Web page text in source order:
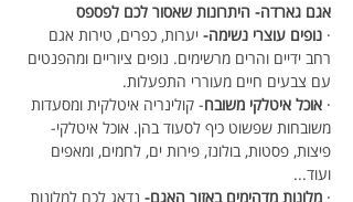
אגם גארדה- היתרונות שאסור לכם לפספס
· נופים עוצרי נשימה- יערות, כפרים, טירות אגם
רחב ידיים והרים מרשימים. נופים ציוריים ומהפנטים
עם צבעים חיים מעוררי התפעלות.
· אוכל איטלקי משובח- קולינריה איטלקית ומסעדות
משובחות שפשוט כיף לסעוד בהן. אוכל איטלקי-
פיצות, פסטות, בולונז, פירות ים, לחמים, ומאפים
ועוד...
· מלונות מדהימים באזור האגם- נדאג לכם למלונות